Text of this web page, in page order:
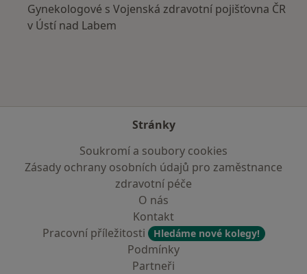
Gynekologové s Vojenská zdravotní pojišťovna ČR
v Ústí nad Labem
Stránky
Soukromí a soubory cookies
Zásady ochrany osobních údajů pro zaměstnance
zdravotní péče
O nás
Kontakt
Pracovní příležitosti
Hledáme nové kolegy!
Podmínky
Partneři